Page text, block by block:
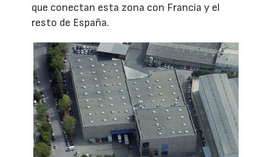
que conectan esta zona con Francia y el
resto de España.